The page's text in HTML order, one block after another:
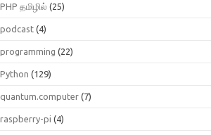
PHP தமிழில் (25)
podcast (4)
programming (22)
Python (129)
quantum.computer (7)
raspberry-pi (4)